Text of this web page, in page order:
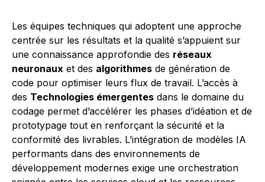
Les équipes techniques qui adoptent une approche
centrée sur les résultats et la qualité s’appuient sur
une connaissance approfondie des réseaux
neuronaux et des algorithmes de génération de
code pour optimiser leurs flux de travail. L’accès à
des Technologies émergentes dans le domaine du
codage permet d’accélérer les phases d’idéation et de
prototypage tout en renforçant la sécurité et la
conformité des livrables. L’intégration de modèles IA
performants dans des environnements de
développement modernes exige une orchestration